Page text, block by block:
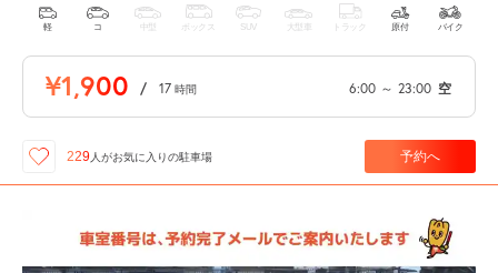
軽 コ 中型 ボックス SUV 大型車 トラック 原付 バイク
¥1,900 / 17 時間 6:00 ～ 23:00 空
229人がお気に入りの駐車場 予約へ